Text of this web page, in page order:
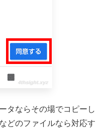
タならその場でコピーし
どのファイルなら対応す